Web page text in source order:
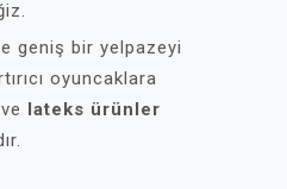
geniş bir yelpazeyi
oyuncaklara
lateks ürünler